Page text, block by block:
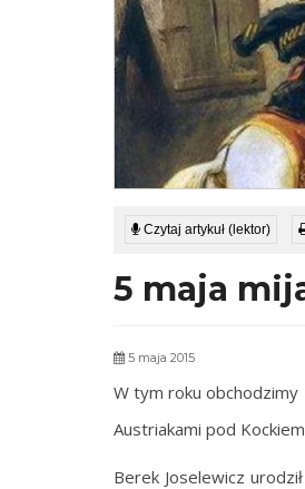
Czytaj artykuł (lektor)
5 maja
5 maja 2015
W tym roku obchodzimy
Austriakami pod
Berek Joselewicz